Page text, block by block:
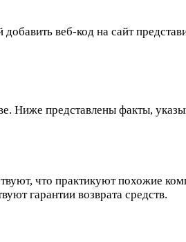
веб-код на сайт
Ниже представлены факты,
что практикуют похожие
гарантии возврата средств.